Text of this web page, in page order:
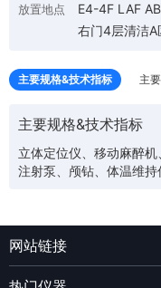
放置地点
E4-4F LAF
右门4层清洁A
主要规格&技术指标 主
主要规格&技术指标
立体定位仪、移动麻醉
注射泵、颅钻、体温维持
网站链接